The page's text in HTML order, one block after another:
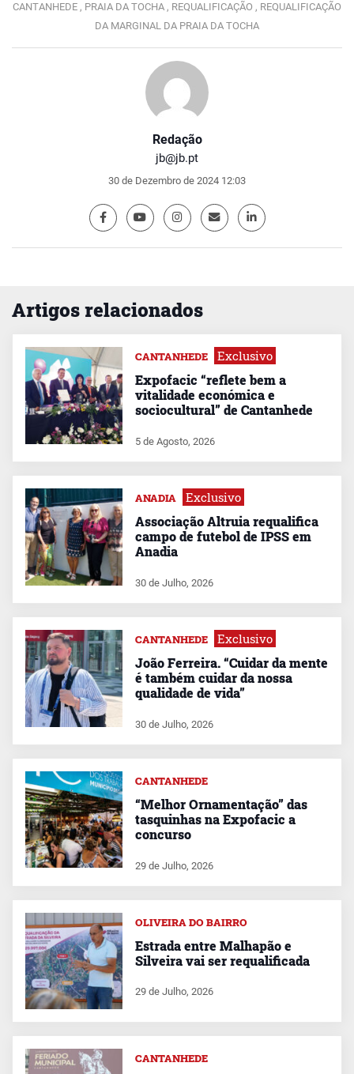
Redação
jb@jb.pt
30 de Dezembro de 2024 12:03
CANTANHEDE , PRAIA DA TOCHA , REQUALIFICAÇÃO , REQUALIFICAÇÃO
DA MARGINAL DA PRAIA DA TOCHA
Artigos relacionados
CANTANHEDE Exclusivo
Expofacic “reflete bem a
vitalidade económica e
sociocultural” de Cantanhede
5 de Agosto, 2026
ANADIA Exclusivo
Associação Altruia requalifica
campo de futebol de IPSS em
Anadia
30 de Julho, 2026
CANTANHEDE Exclusivo
João Ferreira. “Cuidar da mente
é também cuidar da nossa
qualidade de vida”
30 de Julho, 2026
CANTANHEDE
“Melhor Ornamentação” das
tasquinhas na Expofacic a
concurso
29 de Julho, 2026
OLIVEIRA DO BAIRRO
Estrada entre Malhapão e
Silveira vai ser requalificada
29 de Julho, 2026
CANTANHEDE